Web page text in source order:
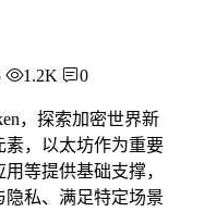
1.2K 0
，探索加密世界新
素，以太坊作为重要
等提供基础支撑，
私、满足特定场景